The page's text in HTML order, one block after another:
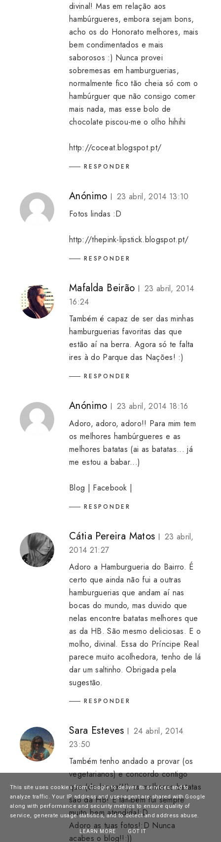
divinal! Mas em relação aos
hambúrgueres, embora sejam bons,
acho os do Honorato melhores, mais
bem condimentados e mais
saborosos :) Nunca provei
sobremesas em hamburguerias,
normalmente fico tão cheia só com o
hambúrguer que não consigo comer
mais nada, mas esse bolo de
chocolate piscou-me o olho hihihi
http://coceat.blogspot.pt/
RESPONDER
Anónimo
23 abril, 2014 13:10
Fotos lindas :D
http://thepink-lipstick.blogspot.pt/
RESPONDER
Mafalda Beirão
23 abril, 2014
16:24
Também é capaz de ser das minhas
hamburguerias favoritas das que
estão aí na berra. Agora só te falta
ires à do Parque das Nações! :)
RESPONDER
Anónimo
23 abril, 2014 18:16
Adoro, adoro, adoro!! Para mim tem
os melhores hambúrgueres e as
melhores batatas (ai as batatas... já
me estou a babar...)
Blog | Facebook |
RESPONDER
Cátia Pereira Matos
23 abril,
2014 21:27
Adoro a Hamburgueria do Bairro. É
certo que ainda não fui a outras
hamburguerias que andam aí nas
bocas do mundo, mas duvido que
nelas encontre batatas melhores que
as da HB. São mesmo deliciosas. E o
molho, divinal. Essa do Príncipe Real
parece muito acolhedora, tenho de lá
dar um saltinho. Obrigada pela
sugestão.
RESPONDER
Sara Esteves
24 abril, 2014
23:50
Também tenho andado a provar (os
vegetarianos) e concordo contigo
que (de longe!!!) as melhores batatas
são da HB! E também fui sempre
muito bem atendida!:D
Adoro as tuas fotos!:D Nunca
acabes o blog!!:))
This site uses cookies from Google to deliver its services and to
analyze traffic. Your IP address and user-agent are shared with Google
along with performance and security metrics to ensure quality of
service, generate usage statistics, and to detect and address abuse.
LEARN MORE GOT IT